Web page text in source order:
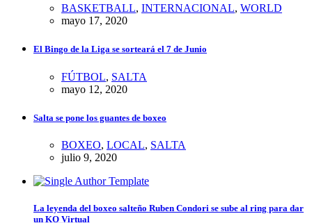
BASKETBALL, INTERNACIONAL, WORLD
mayo 17, 2020
El Bingo de la Liga se sorteará el 7 de Junio
FÚTBOL, SALTA
mayo 12, 2020
Salta se pone los guantes de boxeo
BOXEO, LOCAL, SALTA
julio 9, 2020
La leyenda del boxeo salteño Ruben Condori se sube al ring para dar
un KO Virtual